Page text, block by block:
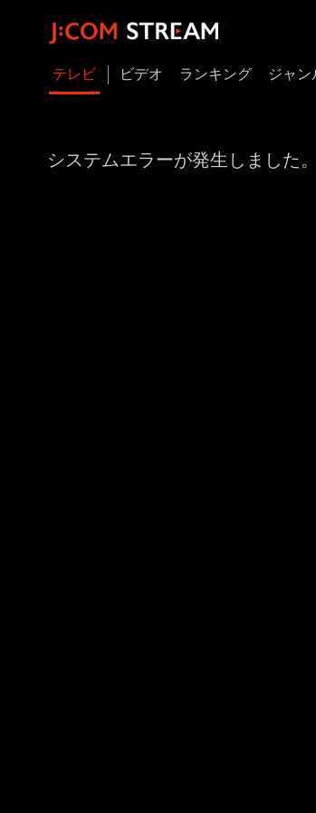
テレビ ビデオ ランキング ジャン
システムエラーが発生しました